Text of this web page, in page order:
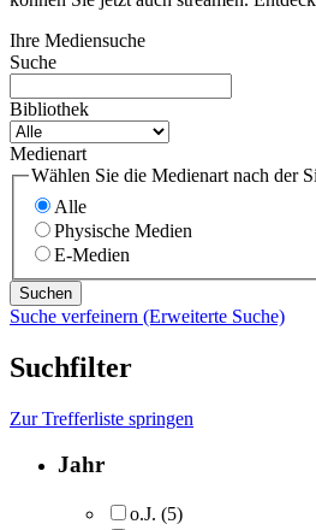
Ihre Mediensuche
Suche
Bibliothek
Medienart
Wählen Sie die Medienart nach der
Alle
Physische Medien
E-Medien
Suche verfeinern (Erweiterte Suche)
Suchfilter
Zur Trefferliste springen
Jahr
o.J. (5)